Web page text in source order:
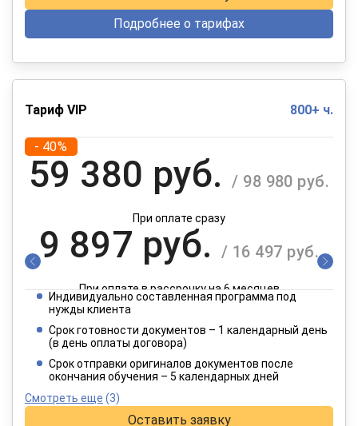
Подробнее о тарифах
Тариф VIP 800+ ч.
- 40%
59 380 руб. / 98 980 руб.
При оплате сразу
9 897 руб. / 16 497 руб.
При оплате в рассрочку на 6 месяцев
4 949 руб. / 8 249 руб.
При оплате в рассрочку на 12 месяцев
Индивидуально составленная программа под
нужды клиента
Срок готовности документов – 1 календарный день
(в день оплаты договора)
Срок отправки оригиналов документов после
окончания обучения – 5 календарных дней
Смотреть еще (3)
Оставить заявку